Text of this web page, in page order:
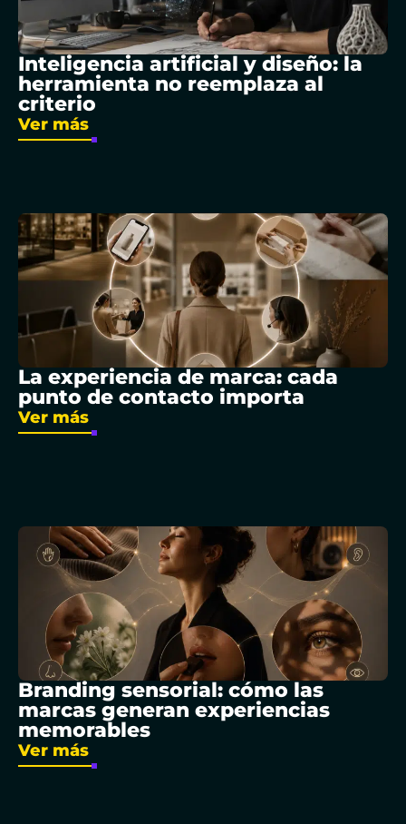
Inteligencia artificial y diseño: la
herramienta no reemplaza al
criterio
Ver más
La experiencia de marca: cada
punto de contacto importa
Ver más
Branding sensorial: cómo las
marcas generan experiencias
memorables
Ver más